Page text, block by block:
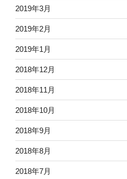
2019年3月
2019年2月
2019年1月
2018年12月
2018年11月
2018年10月
2018年9月
2018年8月
2018年7月